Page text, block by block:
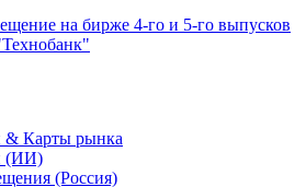
на бирже 4-го и 5-го выпусков
& Карты рынка
(ИИ)
(Россия)